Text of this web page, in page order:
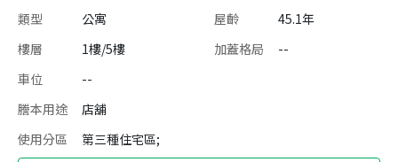
類型 公寓 屋齡
45.1年
樓層
1樓/5樓 加蓋格局
--
車位
--
謄本用途
店舖
使用分區
第三種住宅區;